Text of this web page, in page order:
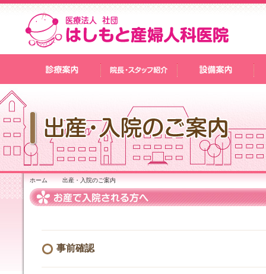
ホーム 出産・入院のご案内
事前確認